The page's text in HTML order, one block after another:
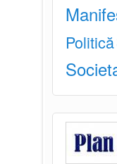
Politică